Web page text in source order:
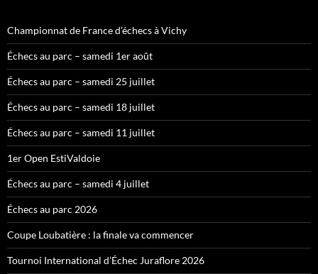
Championnat de France d’échecs à Vichy
Échecs au parc – samedi 1er août
Échecs au parc – samedi 25 juillet
Échecs au parc – samedi 18 juillet
Échecs au parc – samedi 11 juillet
1er Open EstiValdoie
Échecs au parc – samedi 4 juillet
Échecs au parc 2026
Coupe Loubatière : la finale va commencer
Tournoi International d’Échec Juraflore 2026